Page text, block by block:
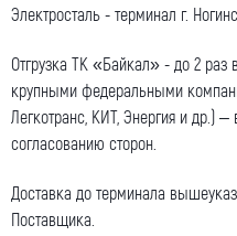
Электросталь - терминал г.
Отгрузка ТК «Байкал» - до 2
крупными федеральными
Легкотранс, КИТ, Энергия и др.)
согласованию сторон.
Доставка до терминала
Поставщика.